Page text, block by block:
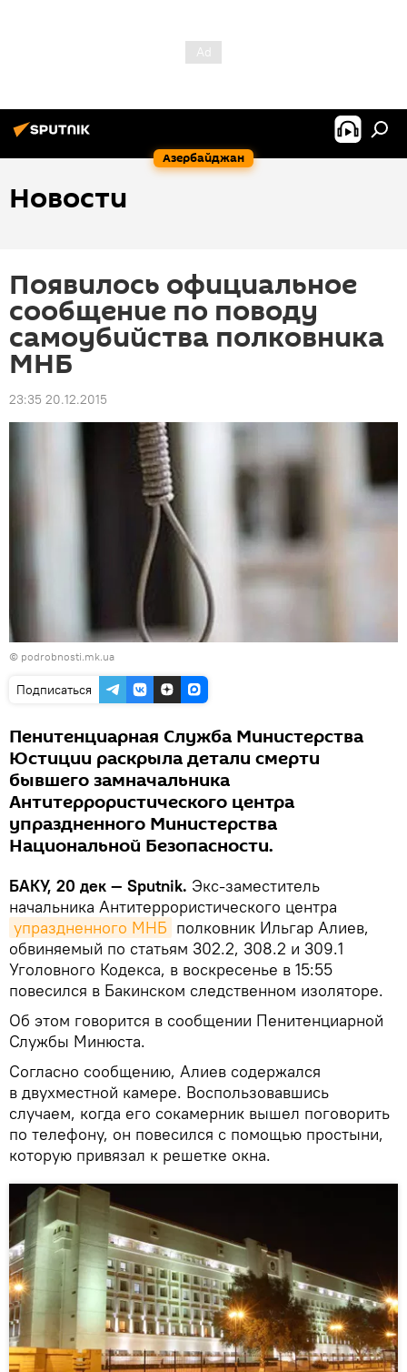
Азербайджан
Новости
Появилось официальное
сообщение по поводу
самоубийства полковника
МНБ
23:35 20.12.2015
© podrobnosti.mk.ua
Подписаться
Пенитенциарная Служба Министерства
Юстиции раскрыла детали смерти
бывшего замначальника
Антитеррористического центра
упраздненного Министерства
Национальной Безопасности.
БАКУ, 20 дек — Sputnik. Экс-заместитель
начальника Антитеррористического центра
упраздненного МНБ полковник Ильгар Алиев,
обвиняемый по статьям 302.2, 308.2 и 309.1
Уголовного Кодекса, в воскресенье в 15:55
повесился в Бакинском следственном изоляторе.
Об этом говорится в сообщении Пенитенциарной
Службы Минюста.
Согласно сообщению, Алиев содержался
в двухместной камере. Воспользовавшись
случаем, когда его сокамерник вышел поговорить
по телефону, он повесился с помощью простыни,
которую привязал к решетке окна.